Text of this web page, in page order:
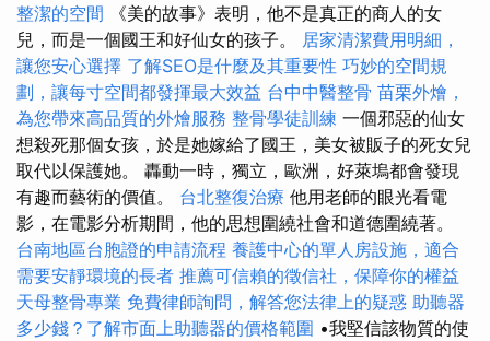
整潔的空間 《美的故事》表明，他不是真正的商人的女
兒，而是一個國王和好仙女的孩子。 居家清潔費用明細，
讓您安心選擇 了解SEO是什麼及其重要性 巧妙的空間規
劃，讓每寸空間都發揮最大效益 台中中醫整骨 苗栗外燴，
為您帶來高品質的外燴服務 整骨學徒訓練 一個邪惡的仙女
想殺死那個女孩，於是她嫁給了國王，美女被販子的死女兒
取代以保護她。 轟動一時，獨立，歐洲，好萊塢都會發現
有趣而藝術的價值。 台北整復治療 他用老師的眼光看電
影，在電影分析期間，他的思想圍繞社會和道德圍繞著。
台南地區台胞證的申請流程 養護中心的單人房設施，適合
需要安靜環境的長者 推薦可信賴的徵信社，保障你的權益
天母整骨專業 免費律師詢問，解答您法律上的疑惑 助聽器
多少錢？了解市面上助聽器的價格範圍 •我堅信該物質的使